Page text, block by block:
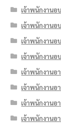
เจ้าพนักงาน
เจ้าพนักงาน
เจ้าพนักงาน
เจ้าพนักงาน
เจ้าพนักงานอ
เจ้าพนักงาน
เจ้าพนักงาน
เจ้าพนักงาน